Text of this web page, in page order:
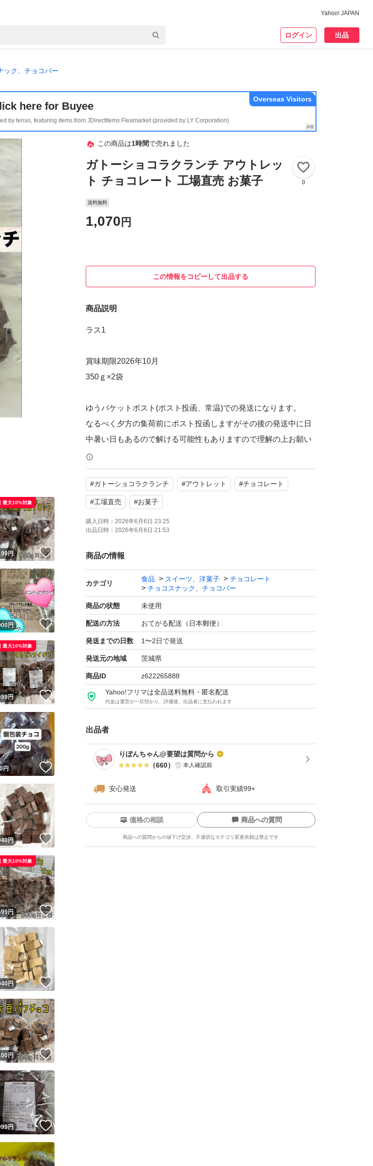
Yahoo! JAPAN
ログイン 出品
ック、チョコバー
here for Buyee
by tenso, featuring items from JDirectItems Fleamarket (provided by LY Corporation)
Overseas Visitors
この商品は1時間で売れました
ガトーショコラクランチ アウトレッ
ト チョコレート 工場直売 お菓子
0
送料無料
1,070 円
この情報をコピーして出品する
商品説明
ラス1
賞味期限2026年10月
350ｇ×2袋
ゆうパケットポスト(ポスト投函、常温)での発送になります。
なるべく夕方の集荷前にポスト投函しますがその後の発送中に日
中暑い日もあるので解ける可能性もありますので理解の上お願い
します。
厚みがギリギリのため緩衝材なしのビニール袋での梱包になりま
す。
アウトレット品ですが輸送中にも割れ等が発生することがありま
す。
在庫状況や賞味期限等により値段が変動しますがご了承くださ
出品者都合で削除、再出品する事があります。
出品中以外の物は基本的には在庫ありません。
soldout品の在庫の問い合わせ、値下げ交渉、受け取り通知できな
い方、ブロックします。
#ガトーショコラクランチ #アウトレット #チョコレート
#工場直売 #お菓子
購入日時： 2026年6月6日 23:25
出品日時： 2026年6月6日 21:53
商品の情報
カテゴリ
食品 スイーツ、洋菓子
チョコレート
チョコスナック、チョコバー
商品の状態 未使用
配送の方法 おてがる配送（日本郵便）
発送までの日数 1〜2日で発送
発送元の地域 茨城県
商品ID z622265888
Yahoo!フリマは全品送料無料・匿名配送
代金は運営が一旦預かり、評価後、出品者に支払われます
出品者
りぼんちゃん@要望は質問から
（660） 本人確認前
安心発送 取引実績99+
ユーザーの実績について
準を満たしたユーザーにバッジを付与しています
フリマの基準をクリアした安心・安全なユーザーです
ユーザーはYahoo!フリマの取引を完了させた実績があります
ユーザーは他フリマサービスでの取引実績があります
り、発送を保証しているものではありません
価格の相談 商品への質問
商品への質問からの値下げ交渉、不適切なカテゴリ変更依頼は禁止です
商品の情報をコピーします
止されています
です
出品ページへ
キャンセル
！
円 いいね！
最大10%対象
！
円 いいね！
！
円
最大10%対象
！
円
！
円 いいね！
！
円 いいね！
最大10%対象
！円 いいね！
！
円 いいね！
！
円 いいね！